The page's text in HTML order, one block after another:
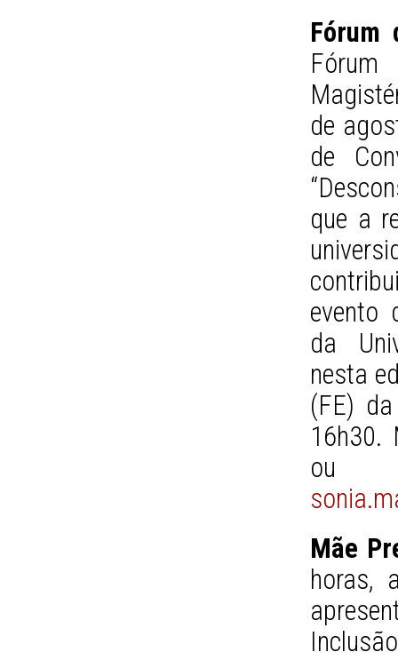
Fórum
de
de
que a
evento
da
nesta
(FE)
16h30.
Mãe
horas,